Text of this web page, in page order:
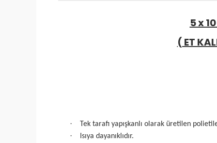
5 x
( ET
· Tek tarafı yapışkanlı olarak üretilen
· Isıya dayanıklıdır.